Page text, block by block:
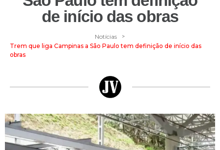
de início das obras
Notícias >
Trem que liga Campinas a São Paulo tem definição de início das
obras